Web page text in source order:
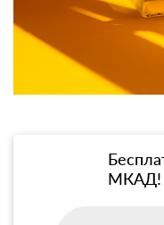
МКАД!